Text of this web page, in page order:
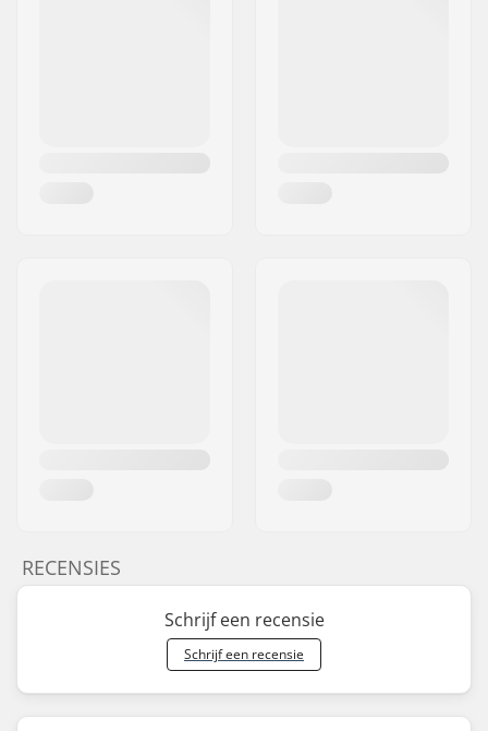
RECENSIES
Schrijf een recensie
Schrijf een recensie